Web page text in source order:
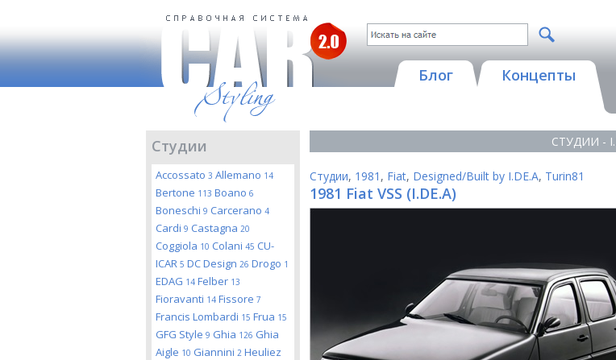
Блог
Концепты
Студии
Accossato 3 Allemano 14
Bertone 113 Boano 6
Boneschi 9 Carcerano 4
Cardi 9 Castagna 20
Coggiola 10 Colani 45 CU-
ICAR 5 DC Design 26 Drogo 1
EDAG 14 Felber 13
Fioravanti 14 Fissore 7
Francis Lombardi 15 Frua 15
GFG Style 9 Ghia 126 Ghia
Aigle 10 Giannini 2 Heuliez
СТУДИИ -
Студии, 1981 , Fiat, Designed/Built by I.DE.A, Turin81
1981 Fiat VSS (I.DE.A)